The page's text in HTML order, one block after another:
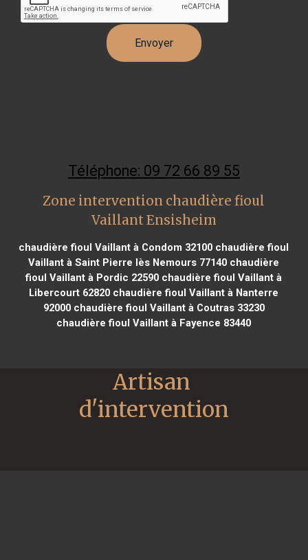
Téléphone: 09 72 66 89 55
Zone intervention chaudière fioul
Vaillant Ensisheim
chaudière fioul Vaillant à Condom 32100 chaudière fioul
Vaillant à Saint Pierre lès Nemours 77140 chaudière
fioul Vaillant à Pordic 22590 chaudière fioul Vaillant à
Libercourt 62820 chaudière fioul Vaillant à Nanterre
92000chaudière fioul Vaillant à Coutras 33230
chaudière fioul Vaillant à Fayence 83440
Artisan
d'intervention